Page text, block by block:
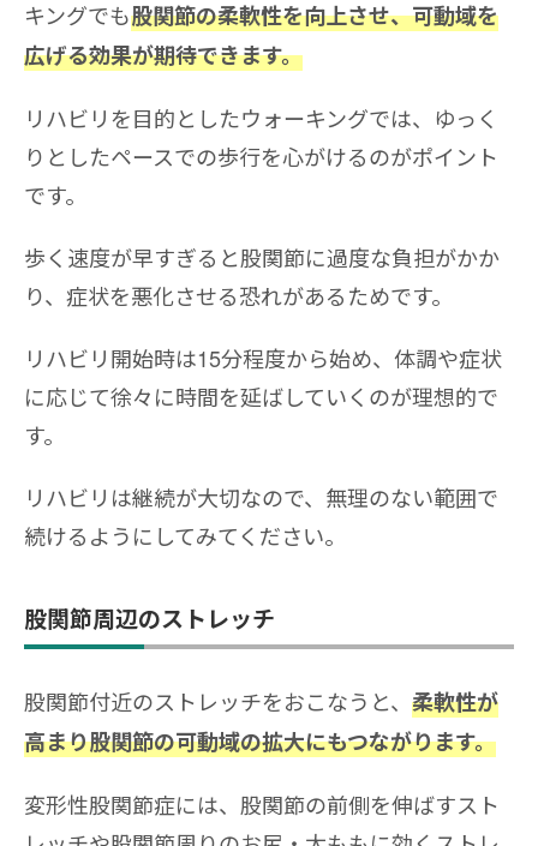
キングでも股関節の柔軟性を向上させ、可動域を
広げる効果が期待できます。
リハビリを目的としたウォーキングでは、ゆっく
りとしたペースでの歩行を心がけるのがポイント
です。
歩く速度が早すぎると股関節に過度な負担がかか
り、症状を悪化させる恐れがあるためです。
リハビリ開始時は15分程度から始め、体調や症状
に応じて徐々に時間を延ばしていくのが理想的で
す。
リハビリは継続が大切なので、無理のない範囲で
続けるようにしてみてください。
股関節周辺のストレッチ
股関節付近のストレッチをおこなうと、 柔軟性が
高まり股関節の可動域の拡大にもつながります。
変形性股関節症には、股関節の前側を伸ばすスト